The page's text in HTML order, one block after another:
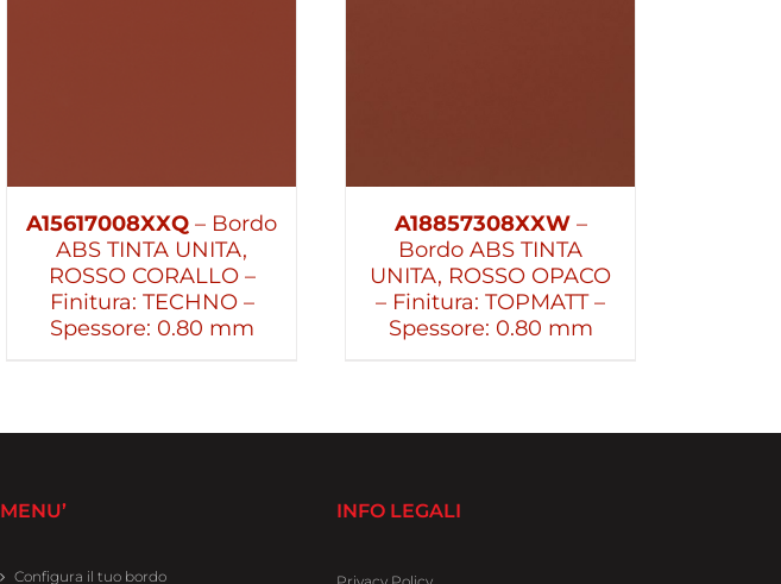
A15617008XXQ – Bordo
ABS TINTA UNITA,
ROSSO CORALLO –
Finitura: TECHNO –
Spessore: 0.80 mm
A18857308XXW –
Bordo ABS TINTA
UNITA, ROSSO OPACO
– Finitura: TOPMATT –
Spessore: 0.80 mm
MENU’
Configura il tuo bordo
INFO LEGALI